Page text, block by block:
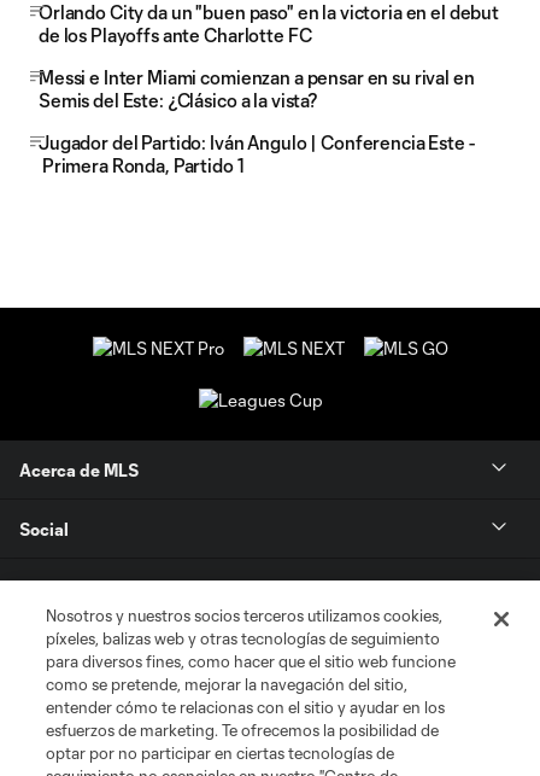
Orlando City da un "buen paso" en la victoria en el debut
de los Playoffs ante Charlotte FC
Messi e Inter Miami comienzan a pensar en su rival en
Semis del Este: ¿Clásico a la vista?
Jugador del Partido: Iván Angulo | Conferencia Este -
Primera Ronda, Partido 1
Acerca de MLS
Social
Club Sites
Nosotros y nuestros socios terceros utilizamos cookies,
píxeles, balizas web y otras tecnologías de seguimiento
para diversos fines, como hacer que el sitio web funcione
como se pretende, mejorar la navegación del sitio,
entender cómo te relacionas con el sitio y ayudar en los
esfuerzos de marketing. Te ofrecemos la posibilidad de
optar por no participar en ciertas tecnologías de